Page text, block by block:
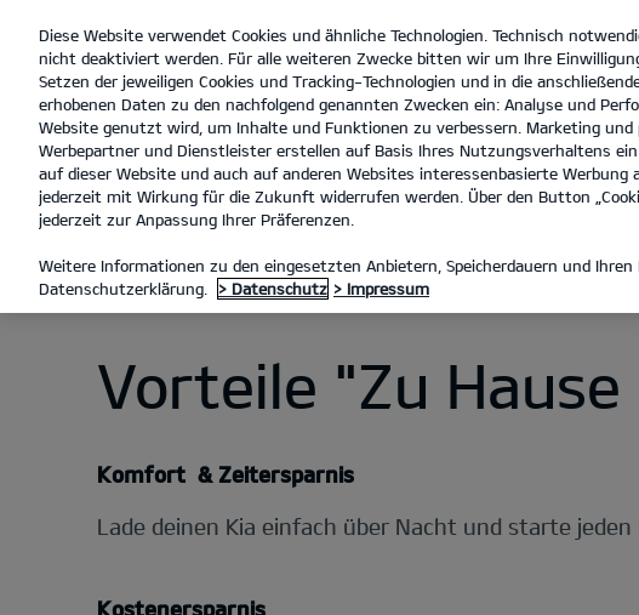
open
menu
Auto-
Entdecken Zu Hause laden
LADEN MIT KIA CHARGE
Diese Website verwendet Cookies und ähnliche Technologien. Technisch
nicht deaktiviert werden. Für alle weiteren Zwecke bitten wir um Ihre
Setzen der jeweiligen Cookies und Tracking-Technologien und in die
erhobenen Daten zu den nachfolgend genannten Zwecken ein: Analyse und
Website genutzt wird, um Inhalte und Funktionen zu verbessern. Marketing und
Werbepartner und Dienstleister erstellen auf Basis Ihres Nutzungsverhaltens
auf dieser Website und auch auf anderen Websites interessenbasierte Werbung
jederzeit mit Wirkung für die Zukunft widerrufen werden. Über den Button
jederzeit zur Anpassung Ihrer Präferenzen.
Weitere Informationen zu den eingesetzten Anbietern, Speicherdauern und
Datenschutzerklärung.
> Datenschutz > Impressum